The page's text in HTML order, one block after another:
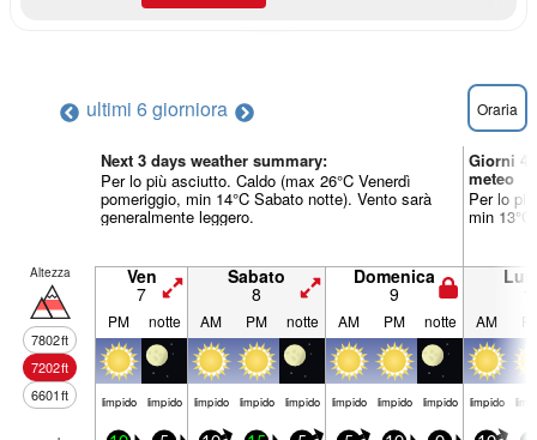
ultimi 6 giorniora Oraria
Next 3 days weather summary:
Per lo più asciutto. Caldo (max 26°C Venerdì
pomeriggio, min 14°C Sabato notte). Vento sarà
generalmente leggero.
Giorni
meteo
Per lo
min
Altezza
7802ft
7202ft
6601ft
Ven
7
Sabato
8
Domenica
9
PM notte AM PM notte AM PM notte AM
limp­ido limp­ido limp­ido limp­ido limp­ido limp­ido limp­ido limp­ido limp­ido